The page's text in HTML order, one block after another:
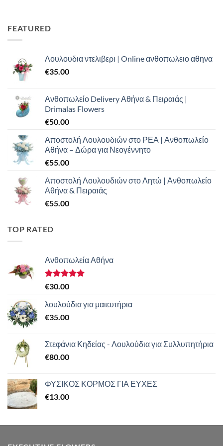
FEATURED
Λουλουδια ντελιβερι | Online ανθοπωλειο αθηνα
€35.00
Ανθοπωλείο Delivery Αθήνα & Πειραιάς |
Drimalas Flowers
€50.00
Αποστολή Λουλουδιών στο ΡΕΑ | Ανθοπωλείο
Αθήνα – Δώρα για Νεογέννητο
€55.00
Αποστολή Λουλουδιών στο Λητώ | Ανθοπωλείο
Αθήνα & Πειραιάς
€55.00
TOP RATED
Ανθοπωλεία Αθήνα
Βαθμολογήθηκε
από 5
€30.00
λουλούδια για μαιευτήρια
€35.00
Στεφάνια Κηδείας - Λουλούδια για Συλλυπητήρια
€80.00
ΦΥΣΙΚΟΣ ΚΟΡΜΟΣ ΓΙΑ ΕΥΧΕΣ
€13.00